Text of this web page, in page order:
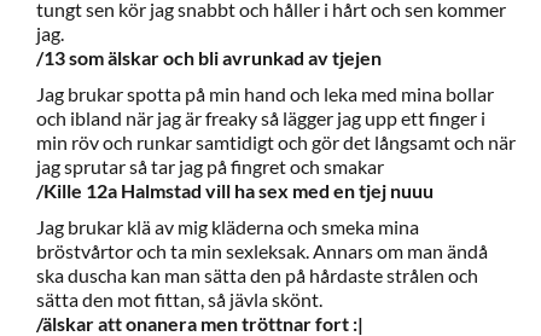
tungt sen kör jag snabbt och håller i hårt och sen kommer
jag.
/13 som älskar och bli avrunkad av tjejen
Jag brukar spotta på min hand och leka med mina bollar
och ibland när jag är freaky så lägger jag upp ett finger i
min röv och runkar samtidigt och gör det långsamt och när
jag sprutar så tar jag på fingret och smakar
/Kille 12a Halmstad vill ha sex med en tjej nuuu
Jag brukar klä av mig kläderna och smeka mina
bröstvårtor och ta min sexleksak. Annars om man ändå
ska duscha kan man sätta den på hårdaste strålen och
sätta den mot fittan, så jävla skönt.
/älskar att onanera men tröttnar fort :|